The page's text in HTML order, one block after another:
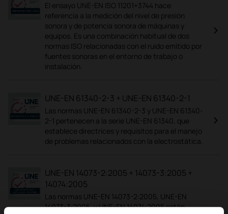
El ensayo UNE-EN ISO 11201+3744 hace
referencia a la medición del nivel de presión
sonora y de potencia sonora de máquinas y
equipos. Es una combinación habitual de dos
normas ISO relacionadas con el ruido emitido por
fuentes sonoras en el entorno de trabajo o
instalación.
UNE-EN 61340-2-3 + UNE-EN 61340-2-1
Las normas UNE-EN 61340-2-3 y UNE-EN 61340-
2-1 pertenecen a la serie UNE-EN 61340, que
establece directrices y requisitos para el manejo
de problemas relacionados con la electrostática.
UNE-EN 14073-2:2005 + 14073-3:2005 +
14074:2005
Las normas UNE-EN 14073-2:2005, UNE-EN
14073-3:2005, y UNE-EN 14074:2005 están